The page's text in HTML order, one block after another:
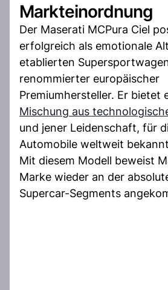
Markteinordnung
Der Maserati MCPura Ciel
erfolgreich als emotionale
etablierten
renommierter europäischer
Premiumhersteller. Er bietet
Mischung aus
und jener Leidenschaft, für
Automobile weltweit
Mit diesem Modell beweist
Marke wieder an der
Supercar-Segments